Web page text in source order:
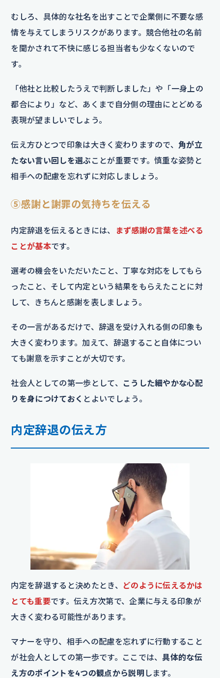
むしろ、具体的な社名を出すことで企業側に不要な感
情を与えてしまうリスクがあります。競合他社の名前
を聞かされて不快に感じる担当者も少なくないので
す。
「他社と比較したうえで判断しました」や「一身上の
都合により」など、あくまで自分側の理由にとどめる
表現が望ましいでしょう。
伝え方ひとつで印象は大きく変わりますので、 角が立
たない言い回しを選ぶ ことが重要です。慎重な姿勢と
相手への配慮を忘れずに対応しましょう。
⑤感謝と謝罪の気持ちを伝える
内定辞退を伝えるときには、
まず感謝の言葉を述べる
ことが基本です。
選考の機会をいただいたこと、丁寧な対応をしてもら
ったこと、そして内定という結果をもらえたことに対
して、きちんと感謝を表しましょう。
その一言があるだけで、辞退を受け入れる側の印象も
大きく変わります。加えて、辞退すること自体につい
ても謝意を示すことが大切です。
社会人としての第一歩として、
こうした細やかな心配
りを身につけておく とよいでしょう。
内定辞退の伝え方
内定を辞退すると決めたとき、
どのように伝えるかは
とても重要です。伝え方次第で、企業に与える印象が
大きく変わる可能性があります。
マナーを守り、相手への配慮を忘れずに行動すること
が社会人としての第一歩です。ここでは、具体的な伝
え方のポイントを4つの観点から説明します。